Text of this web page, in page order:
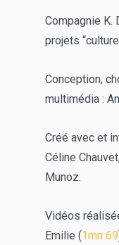
Compagnie K.
projets
Conception,
multimédia :
Créé avec et
Céline
Munoz.
Vidéos
Emilie (1mn 69